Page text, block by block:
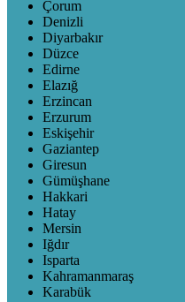
Çorum
Denizli
Diyarbakır
Düzce
Edirne
Elazığ
Erzincan
Erzurum
Eskişehir
Gaziantep
Giresun
Gümüşhane
Hakkari
Hatay
Mersin
Iğdır
Isparta
Kahramanmaraş
Karabük